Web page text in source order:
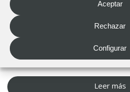
Aceptar
Rechazar
Configurar
estética y la confianza en su sonrisa.
que más ha revolucionado la
décadas es el de los Implantes en
segura, duradera y cada vez más
que han perdido una o varias piezas
Leer más